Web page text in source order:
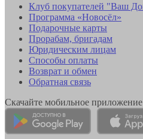
Клуб покупателей "Ваш
Программа «Новосёл»
Подарочные карты
Прорабам, бригадам
Юридическим лицам
Способы оплаты
Возврат и обмен
Обратная связь
Скачайте мобильное приложение